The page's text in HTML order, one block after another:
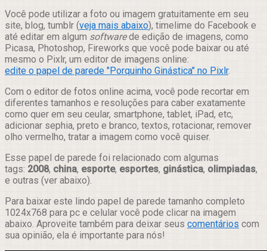
Você pode utilizar a foto ou imagem gratuitamente em seu
site, blog, tumblr (veja mais abaixo), timelime do Facebook e
até editar em algum softwarede edição de imagens, como
Picasa, Photoshop, Fireworks que você pode baixar ou até
mesmo o Pixlr, um editor de imagens online:
edite o papel de parede "Porquinho Ginástica" no Pixlr.
Com o editor de fotos online acima, você pode recortar em
diferentes tamanhos e resoluções para caber exatamente
como quer em seu ceular, smartphone, tablet, iPad, etc,
adicionar sephia, preto e branco, textos, rotacionar, remover
olho vermelho, tratar a imagem como você quiser.
Esse papel de parede foi relacionado com algumas
tags: 2008, china, esporte, esportes, ginástica, olimpiadas,
e outras (ver abaixo).
Para baixar este lindo papel de parede tamanho completo
1024x768 para pc e celular você pode clicar na imagem
abaixo. Aproveite também para deixar seus comentários com
sua opinião, ela é importante para nós!